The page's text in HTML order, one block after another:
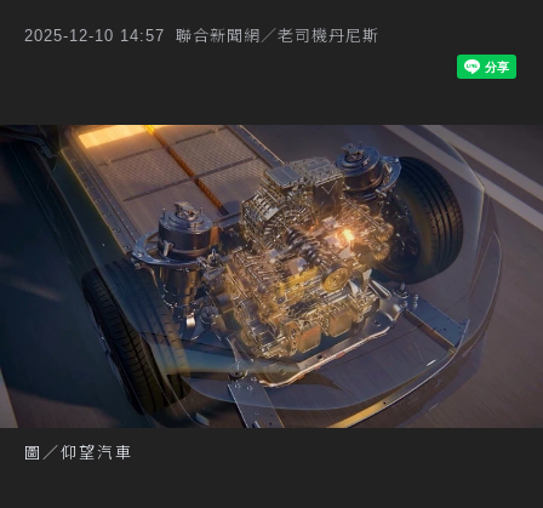
2025-12-10 14:57 聯合新聞網／老司機丹尼斯
圖／仰望汽車